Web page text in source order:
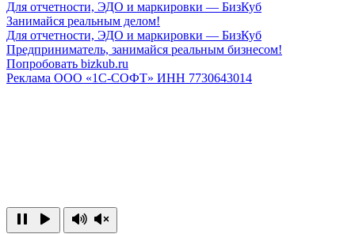
Для отчетности, ЭДО и маркировки — БизКуб
Занимайся реальным делом!
Для отчетности, ЭДО и маркировки — БизКуб
Предприниматель, занимайся реальным бизнесом!
Попробовать bizkub.ru
Реклама ООО «1С-СОФТ» ИНН 7730643014